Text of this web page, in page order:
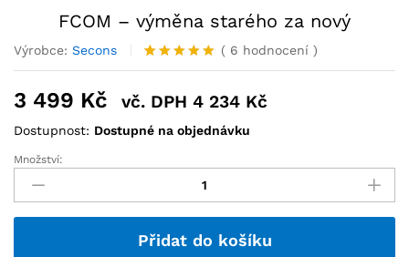
FCOM – výměna starého za nový
Výrobce: Secons
Hodnoceno
na základě
6
zákazníků
( 6 hodnocení )
3 499 Kč vč. DPH 4 234 Kč
Dostupnost: Dostupné na objednávku
Množství:
Přidat do košíku